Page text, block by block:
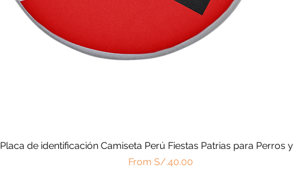
Quick View
Placa de identificación Camiseta Perú Fiestas Patrias para Perros
Price
From S/.40.00